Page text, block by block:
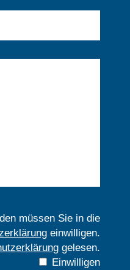
müssen Sie in die
einwilligen.
gelesen.
Einwilligen